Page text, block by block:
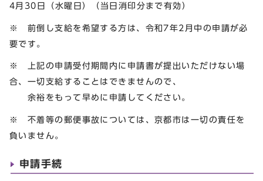
4月30日（水曜日）（当日消印分まで有効）
※ 前倒し支給を希望する方は、令和7年2月中の申請が必
要です。
※ 上記の申請受付期間内に申請書が提出いただけない場
合、一切支給することはできませんので、
余裕をもって早めに申請してください。
※ 不着等の郵便事故については、京都市は一切の責任を
負いません。
申請手続